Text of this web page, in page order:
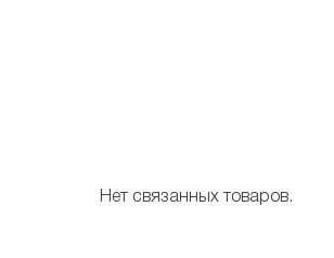
Нет связанных товаров.